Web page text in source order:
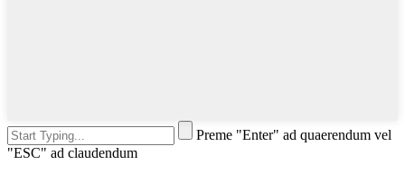
Preme "Enter" ad quaerendum vel
"ESC" ad claudendum